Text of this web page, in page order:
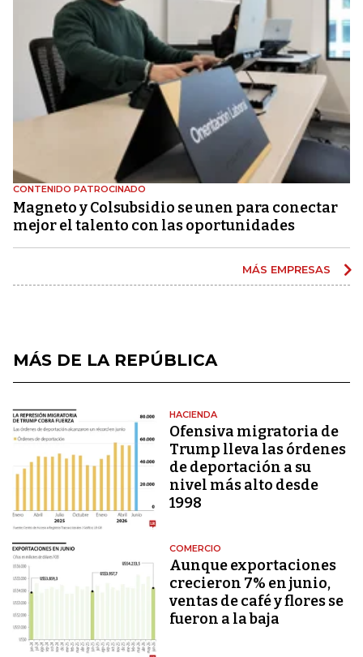
CONTENIDO PATROCINADO
Magneto y Colsubsidio se unen para conectar
mejor el talento con las oportunidades
MÁS EMPRESAS
MÁS DE LA REPÚBLICA
HACIENDA
Ofensiva migratoria de
Trump lleva las órdenes
de deportación a su
nivel más alto desde
1998
COMERCIO
Aunque exportaciones
crecieron 7% en junio,
ventas de café y flores se
fueron a la baja